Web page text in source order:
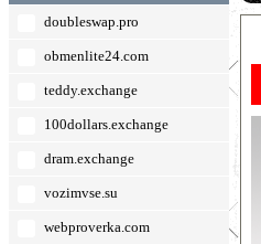
doubleswap.pro
obmenlite24.com
teddy.exchange
100dollars.exchange
dram.exchange
vozimvse.su
webproverka.com